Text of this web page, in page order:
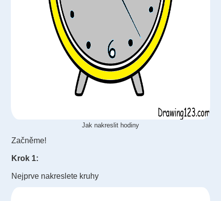
Jak nakreslit hodiny
Začněme!
Krok 1:
Nejprve nakreslete kruhy